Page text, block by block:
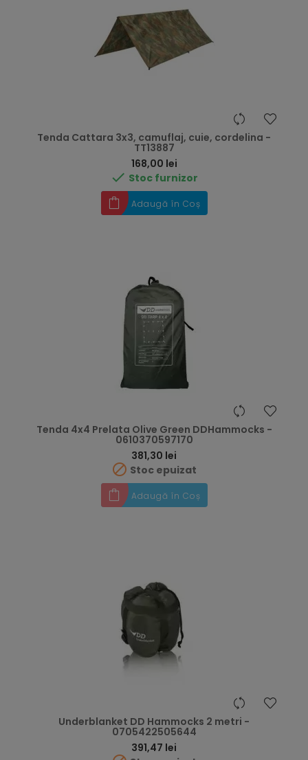
Tenda Cattara 3x3, camuflaj, cuie, cordelina -
TT13887
168,00 lei
 Stoc furnizor
Adaugă în Coș
Tenda 4x4 Prelata Olive Green DDHammocks -
0610370597170
381,30 lei
 Stoc epuizat
Adaugă în Coș
Underblanket DD Hammocks 2 metri -
0705422505644
391,47 lei